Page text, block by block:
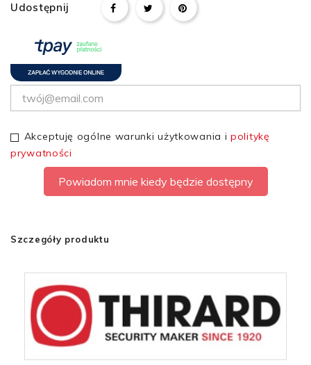
Udostępnij
Akceptuję ogólne warunki użytkowania ipolitykę
prywatności
Powiadom mnie kiedy będzie dostępny
Szczegóły produktu